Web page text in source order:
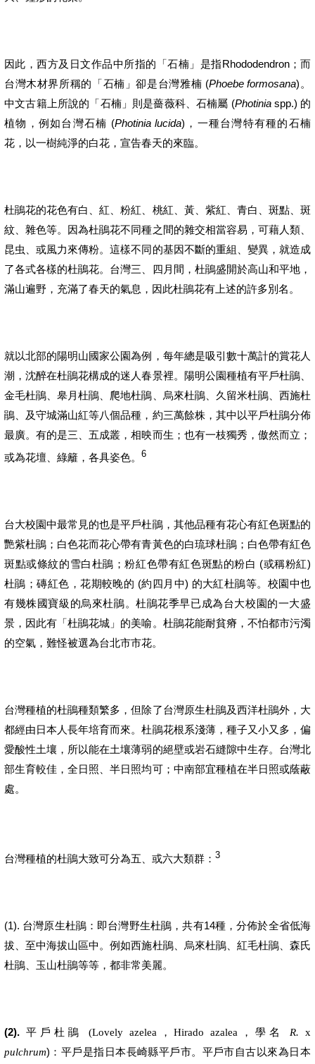
因此，西方及日文作品中所指的「石楠」是指Rhododendron；而
台灣木材界所稱的「石楠」卻是台灣雅楠 (Phoebe formosana) 。
中文古籍上所說的「石楠」則是薔薇科、石楠屬 (Photiniaspp.) 的
植物，例如台灣石楠 (Photinia lucida) ，一種台灣特有種的石楠
花，以一樹純淨的白花，宣告春天的來臨。
杜鵑花的花色有白、紅、粉紅、桃紅、黃、紫紅、青白、斑點、斑
紋、雜色等。因為杜鵑花不同種之間的雜交相當容易，可藉人類、
昆虫、或風力來傳粉。這樣不同的基因不斷的重組、變異，就造成
了各式各樣的杜鵑花。台灣三、四月間，杜鵑盛開於高山和平地，
滿山遍野，充滿了春天的氣息，因此杜鵑花有上述的許多別名。
就以北部的陽明山國家公園為例，每年總是吸引數十萬計的賞花人
潮，沈醉在杜鵑花構成的迷人春景裡。陽明公園種植有平戶杜鵑、
金毛杜鵑、皋月杜鵑、爬地杜鵑、烏來杜鵑、久留米杜鵑、西施杜
鵑、及守城滿山紅等八個品種，約三萬餘株，其中以平戶杜鵑分佈
最廣。有的是三、五成叢，相映而生；也有一枝獨秀，傲然而立；
或為花壇、綠籬，各具姿色。 6
台大校園中最常見的也是平戶杜鵑，其他品種有花心有紅色斑點的
艷紫杜鵑；白色花而花心帶有青黃色的白琉球杜鵑；白色帶有紅色
斑點或條紋的雪白杜鵑；粉紅色帶有紅色斑點的粉白 (或稱粉紅)
杜鵑；磚紅色，花期較晚的 (約四月中) 的大紅杜鵑等。校園中也
有幾株國寶級的烏來杜鵑。杜鵑花季早已成為台大校園的一大盛
景，因此有「杜鵑花城」的美喻。杜鵑花能耐貧瘠， 不怕都市污濁
的空氣 ，難怪被選為台北市市花。
台灣種植的杜鵑種類繁多，但除了台灣原生杜鵑及西洋杜鵑外，大
都經由日本人長年培育而來。杜鵑花根系淺薄，種子又小又多，偏
愛酸性土壤，所以能在土壤薄弱的絕壁或岩石縫隙中生存。 台灣北
部生育較佳，全日照、半日照均可；中南部宜種植在半日照或蔭蔽
處。
台灣種植的杜鵑大致可分為五、或六大類群： 3
(1). 台灣原生杜鵑：即台灣野生杜鵑，共有14種，分佈於全省低海
拔、至中海拔山區中。例如西施杜鵑、烏來杜鵑、紅毛杜鵑、森氏
杜鵑、玉山杜鵑等等，都非常美麗。
(2). 平戶杜鵑 (Lovely azelea ，Hirado azalea ，學名 R. x
pulchrum)：平戶是指日本長崎縣平戶市。平戶市自古以來為日本